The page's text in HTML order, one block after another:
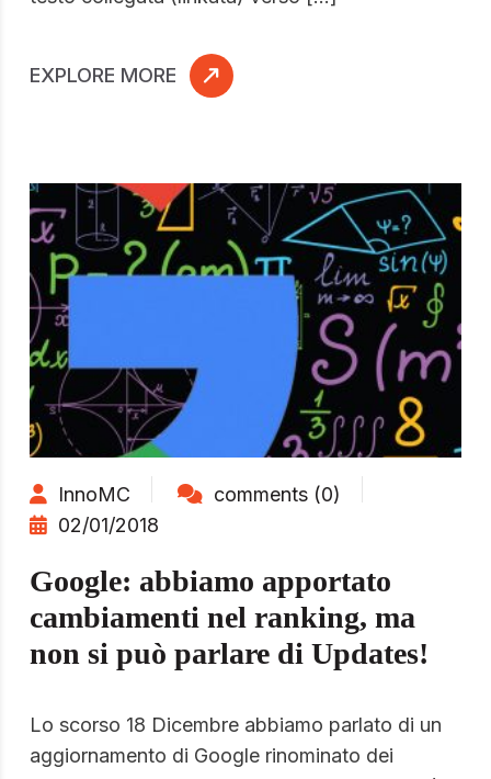
EXPLORE MORE
InnoMC
comments (0)
02/01/2018
Google: abbiamo apportato
cambiamenti nel ranking, ma
non si può parlare di Updates!
Lo scorso 18 Dicembre abbiamo parlato di un
aggiornamento di Google rinominato dei